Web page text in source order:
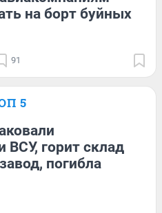
на борт буйных
91
5
ВСУ, горит склад
погибла